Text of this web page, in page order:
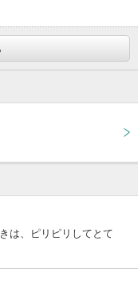
は、ピリピリしてとて